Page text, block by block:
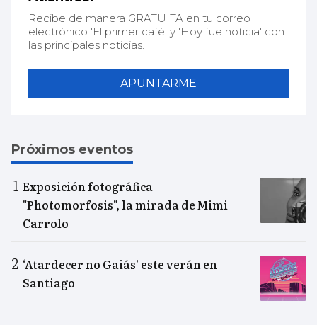
Recibe de manera GRATUITA en tu correo
electrónico 'El primer café' y 'Hoy fue noticia' con
las principales noticias.
APUNTARME
Próximos eventos
Exposición fotográfica
"Photomorfosis", la mirada de Mimi
Carrolo
‘Atardecer no Gaiás’ este verán en
Santiago